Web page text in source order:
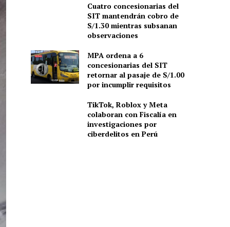
Cuatro concesionarias del
SIT mantendrán cobro de
S/1.30 mientras subsanan
observaciones
MPA ordena a 6
concesionarias del SIT
retornar al pasaje de S/1.00
por incumplir requisitos
TikTok, Roblox y Meta
colaboran con Fiscalía en
investigaciones por
ciberdelitos en Perú